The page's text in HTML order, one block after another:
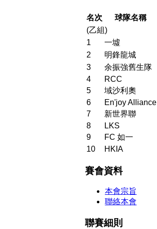
名次
球隊名稱
(乙組)
1
一墟
2
明鋒龍城
3
余振強舊生隊
4
RCC
5
域沙利奧
6
En'joy Alliance
7
新世界聯
8
LKS
9
FC 如一
10
HKIA
賽會資料
本會宗旨
聯絡本會
聯賽細則